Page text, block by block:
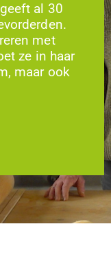
al 30
met
ze in haar
maar ook